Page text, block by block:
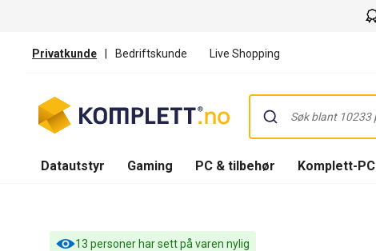
Privatkunde | Bedriftskunde Live Shopping
Datautstyr Gaming PC & tilbehør Komplett-PC
13 personer har sett på varen nylig